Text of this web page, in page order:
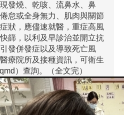
發燒、乾咳、流鼻水、鼻
怠或全身無力、肌肉與關節
狀，應儘速就醫，重症高風
篩，以利及早診治並開立抗
發併發症以及導致死亡風
療院所及接種資訊，可衛生
）查詢。（全文完）